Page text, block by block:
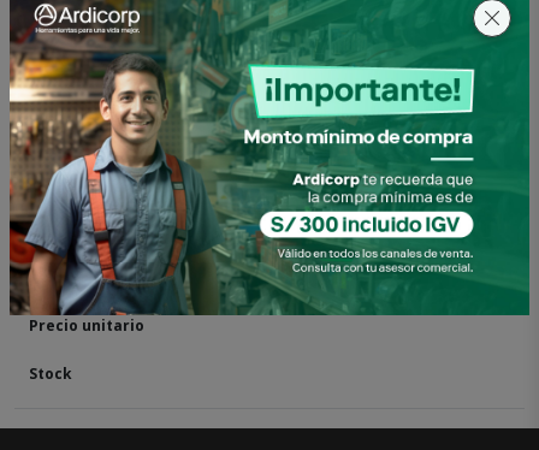
Acceder para pedir este producto
Otras presentaciones
0100908010085
PISTOLA P/SILICONA LISA 22800 PRETUL